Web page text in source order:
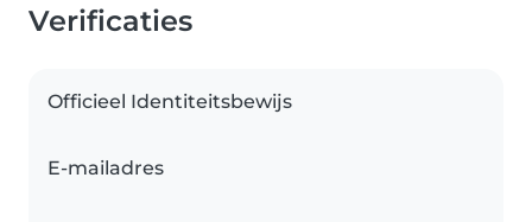
Verificaties
Officieel Identiteitsbewijs
E-mailadres